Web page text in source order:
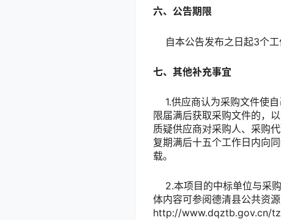
六、公告期限
自本公告发布之日起3个工
七、其他补充事宜
1.供应商认为采购文件使自
限届满后获取采购文件的，
质疑供应商对采购人、采购
复期满后十五个工作日内向
载。
2.本项目的中标单位与采购
体内容可参阅德清县公共资
http://www.dqztb.gov.cn/